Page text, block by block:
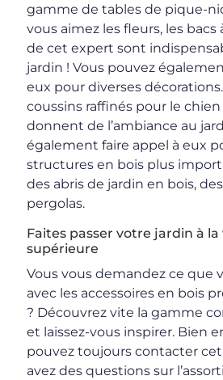
gamme de tables de pique-
vous aimez les fleurs, les bacs
de cet expert sont
jardin ! Vous pouvez
eux pour diverses
coussins raffinés pour le
donnent de l’ambiance au
également faire appel à eux
structures en bois plus
des abris de jardin en bois,
pergolas.
Faites passer votre jardin à la
supérieure
Vous vous demandez ce que
avec les accessoires en bois
? Découvrez vite la gamme
et laissez-vous inspirer. Bien
pouvez toujours contacter
avez des questions sur